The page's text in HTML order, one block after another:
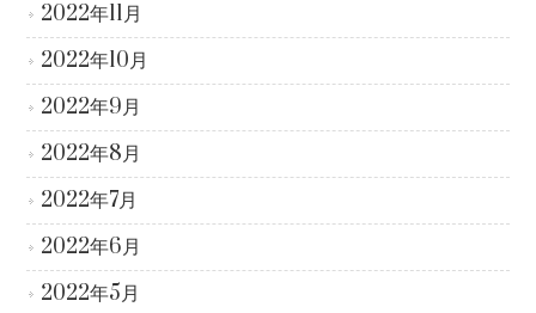
2022年11月
2022年10月
2022年9月
2022年8月
2022年7月
2022年6月
2022年5月